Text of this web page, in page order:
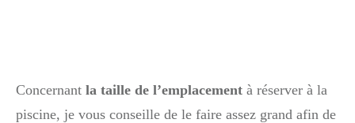
Concernant la taille de l’emplacement à réserver à la
piscine, je vous conseille de le faire assez grand afin de